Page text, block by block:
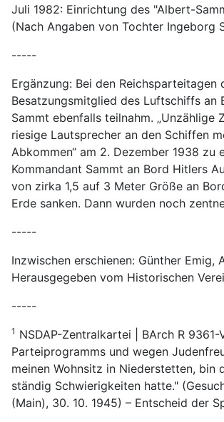
Juli 1982: Einrichtung des "Albert-
(Nach Angaben von Tochter Ingeborg
-----
Ergänzung: Bei den
Besatzungsmitglied des Luftschiffs an
Sammt ebenfalls teilnahm.
riesige Lautsprecher an den Schiffen
Abkommen“ am 2. Dezember 1938
Kommandant Sammt an Bord Hitlers
von zirka 1,5 auf 3 Meter Größe an
Erde sanken. Dann wurden noch
-----
Inzwischen erschienen: Günther
Herausgegeben vom Historischen
-----
1 NSDAP-Zentralkartei | BArch R
Parteiprogramms und wegen
meinen Wohnsitz in Niederstetten,
ständig Schwierigkeiten hatte."
(Main), 30. 10. 1945) – Entscheid der